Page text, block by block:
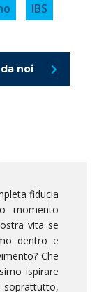
IBS
noi
fiducia
momento
vita se
dentro e
Che
ispirare